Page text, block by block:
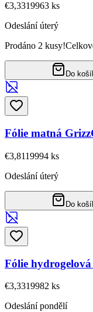
€3,3319963 ks
Odeslání úterý
Prodáno 2 kusy!
Do
Fólie matná
€3,8119994 ks
Odeslání úterý
Do
Fólie
€3,3319982 ks
Odeslání pondělí